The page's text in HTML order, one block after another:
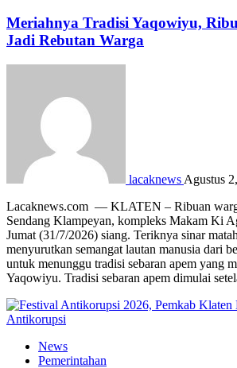
Meriahnya Tradisi Yaqowiyu,
Jadi Rebutan Warga
lacaknews Agustus
Lacaknews.com — KLATEN – Ribuan
Sendang Klampeyan, kompleks Makam Ki
Jumat (31/7/2026) siang. Teriknya sinar
menyurutkan semangat lautan manusia dari
untuk menunggu tradisi sebaran apem yang
Yaqowiyu. Tradisi sebaran apem dimulai
News
Pemerintahan